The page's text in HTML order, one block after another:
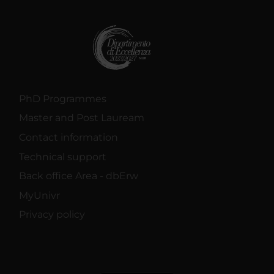
PhD Programmes
Master and Post Lauream
Contact information
Technical support
Back office Area - dbErw
MyUnivr
Privacy policy